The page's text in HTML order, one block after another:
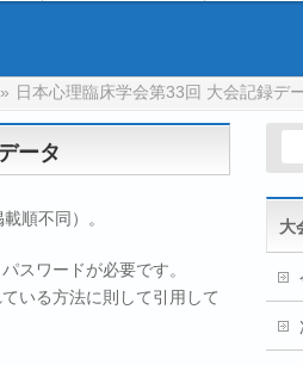
» 日本心理臨床学会第33回 大会記録デ
ータ
順不同）。
スワードが必要です。
いる方法に則して引用して
大